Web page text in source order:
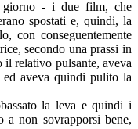
giorno - i due film, che
spostati e, quindi, la
con conseguentemente
secondo una prassi in
il relativo pulsante, aveva
aveva quindi pulito la
la leva e quindi i
non sovrapporsi bene,